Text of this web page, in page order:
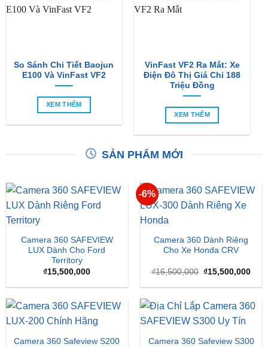
So Sánh Chi Tiết Baojun
E100 Và VinFast VF2
XEM THÊM
VinFast VF2 Ra Mắt: Xe
Điện Đô Thị Giá Chỉ 188
Triệu Đồng
XEM THÊM
SẢN PHẨM MỚI
Camera 360 SAFEVIEW
LUX Dành Cho Ford
Territory
₫15,500,000
-6%
Camera 360 Dành Riêng
Cho Xe Honda CRV
₫16,500,000 Giá
là:
₫15,500,000Giá
tại
Camera 360 Safeview S200
Camera 360 Safeview S300